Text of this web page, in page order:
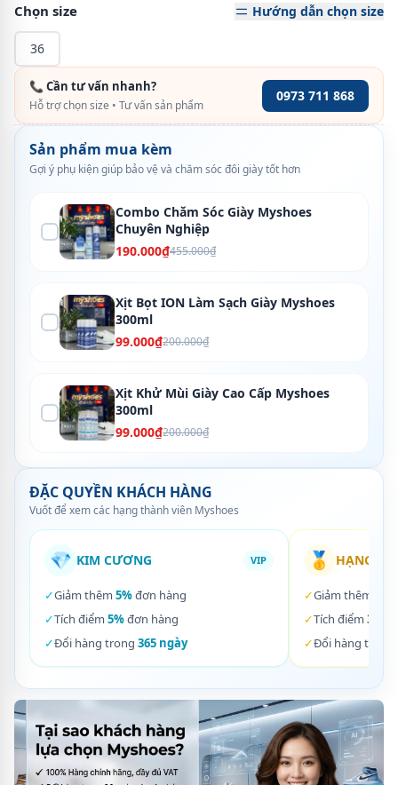
Chọn size Hướng dẫn chọn size
36
📞 Cần tư vấn nhanh?
Hỗ trợ chọn size • Tư vấn sản phẩm
0973 711 868
Sản phẩm mua kèm
Gợi ý phụ kiện giúp bảo vệ và chăm sóc đôi giày tốt hơn
Combo Chăm Sóc Giày Myshoes
Chuyên Nghiệp
190.000₫455.000₫
Xịt Bọt ION Làm Sạch Giày Myshoes
300ml
99.000₫200.000₫
Xịt Khử Mùi Giày Cao Cấp Myshoes
300ml
99.000₫200.000₫
ĐẶC QUYỀN KHÁCH HÀNG
Vuốt để xem các hạng thành viên Myshoes
💎 KIM CƯƠNG VIP
✓Giảm thêm 5%đơn hàng
✓Tích điểm 5%đơn hàng
✓Đổi hàng trong 365 ngày
🥇 HẠNG
✓Giảm thêm
✓Tích điểm 3%
✓Đổi hàng trong